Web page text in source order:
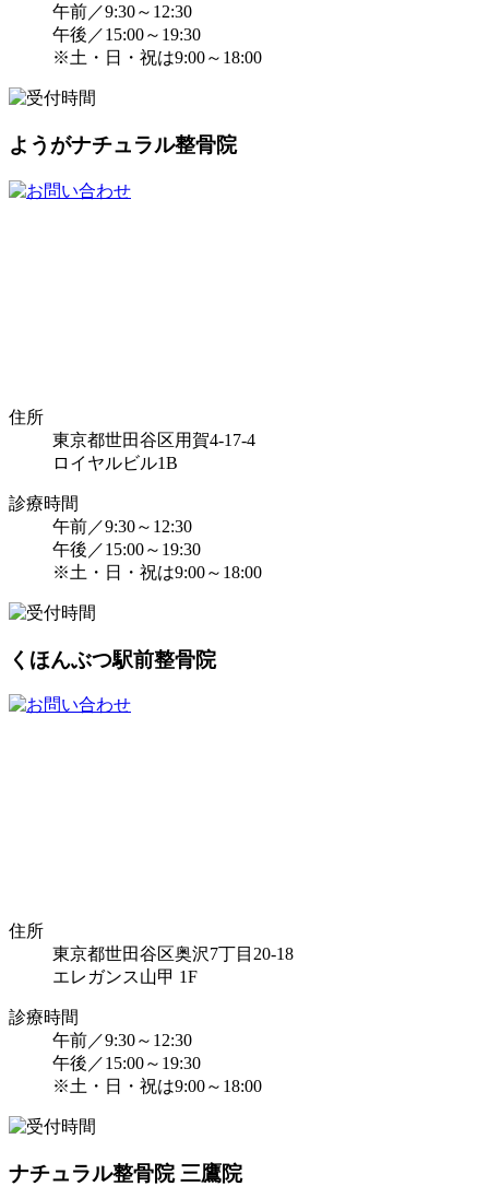
午前／9:30～12:30
午後／15:00～19:30
※土・日・祝は9:00～18:00
ようがナチュラル整骨院
住所
東京都世田谷区用賀4-17-4
ロイヤルビル1B
診療時間
午前／9:30～12:30
午後／15:00～19:30
※土・日・祝は9:00～18:00
くほんぶつ駅前整骨院
住所
東京都世田谷区奥沢7丁目20-18
エレガンス山甲 1F
診療時間
午前／9:30～12:30
午後／15:00～19:30
※土・日・祝は9:00～18:00
ナチュラル整骨院 三鷹院